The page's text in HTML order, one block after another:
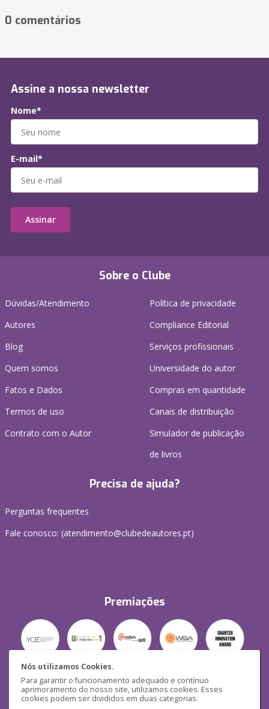
Nós utilizamos Cookies.
Para garantir o funcionamento adequado e contínuo
aprimoramento do nosso site, utilizamos cookies. Esses
cookies podem ser divididos em duas categorias:
0 comentários
Sobre o Clube
Dúvidas/Atendimento
Autores
Blog
Quem somos
Fatos e Dados
Termos de uso
Contrato com o Autor
Política de privacidade
Compliance Editorial
Serviços profissionais
Universidade do autor
Compras em quantidade
Canais de distribuição
Simulador de publicação
de livros
Precisa de ajuda?
Perguntas frequentes
Fale conosco: (atendimento@clubedeautores.pt)
Premiações
Segurança
Assine a nossa newsletter
Nome*
E-mail*
Assinar